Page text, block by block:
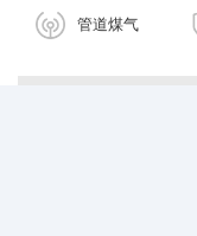
管道煤气